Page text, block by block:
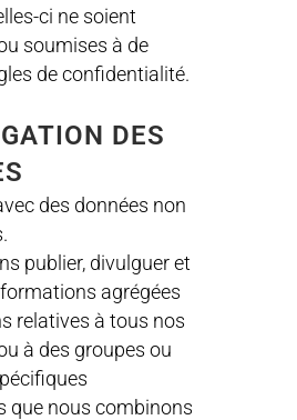
ci ne soient
soumises à de
de confidentialité.
DES
des données non
publier, divulguer et
agrégées
relatives à tous nos
à des groupes ou
que nous combinons